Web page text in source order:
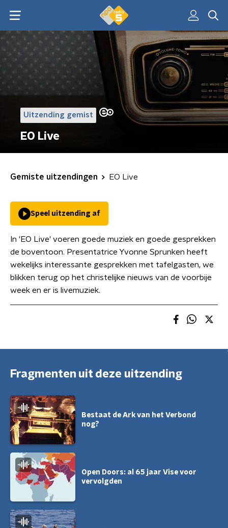
Uitzending gemist
EO Live
Gemiste uitzendingen EO Live
Speel uitzending af
In 'EO Live' voeren goede muziek en goede gesprekken
de boventoon. Presentatrice Yvonne Sprunken heeft
wekelijks interessante gesprekken met tafelgasten, we
blikken terug op het christelijke nieuws van de voorbije
week en er is livemuziek.
Fragmenten uit deze uitzending
Bestaat de Ark van het Verbond
nog?
Open Doors: al 65 jaar Vise voor
vervolgden